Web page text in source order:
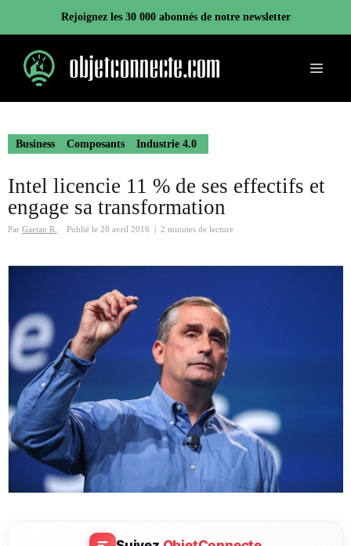
contenu
Rejoignez les 30 000 abonnés de notre newsletter
Menu
Business Composants Industrie 4.0
Intel licencie 11 % de ses effectifs et
engage sa transformation
Par Gaetan R. Publié le 20 avril 2016 2 minutes de lecture